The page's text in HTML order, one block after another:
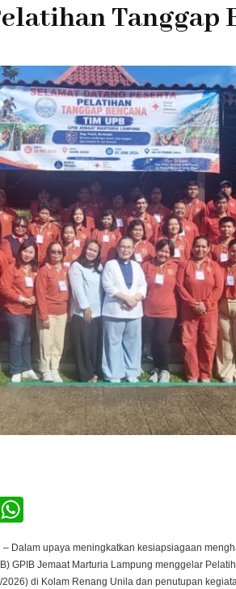
Tanggap
– Dalam upaya meningkatkan kesiapsiagaan
GPIB Jemaat Marturia Lampung menggelar
di Kolam Renang Unila dan penutupan